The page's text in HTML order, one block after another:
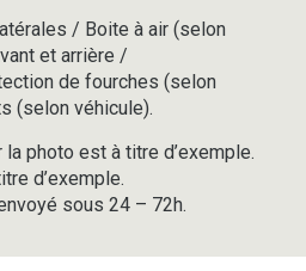
/ Boite à air (selon
et arrière /
de fourches (selon
(selon véhicule).
photo est à titre d’exemple.
d’exemple.
sous 24 – 72h.